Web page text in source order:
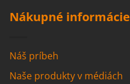
Nákupné informácie
Náš príbeh
Naše produkty v médiách